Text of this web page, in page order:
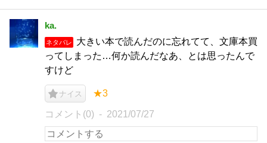
ka.
ネタバレ
大きい本で読んだのに忘れてて、文庫本買
ってしまった…何か読んだなあ、とは思ったんで
すけど
ナイス ★3
コメント(0) 2021/07/27